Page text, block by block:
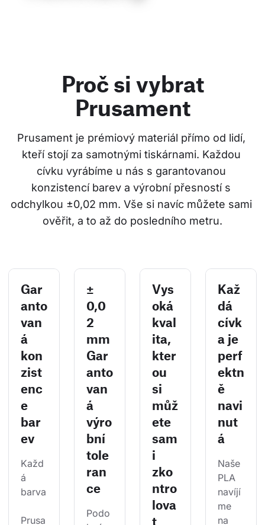
Proč si vybrat
Prusament
Prusament je prémiový materiál přímo od lidí,
kteří stojí za samotnými tiskárnami. Každou
cívku vyrábíme u nás s garantovanou
konzistencí barev a výrobní přesností s
odchylkou ±0,02 mm. Vše si navíc můžete sami
ověřit, a to až do posledního metru.
Gar
anto
van
á
kon
zist
enc
e
bar
ev
Každ
á
barva
Prusa
±
0,0
2
mm
Gar
anto
van
á
výro
bní
tole
ran
ce
Podo
Vys
oká
kval
ita,
kter
ou
si
můž
ete
sam
i
zko
ntro
lova
t
Kaž
dá
cívk
a je
perf
ektn
ě
navi
nut
á
Naše
PLA
navíjí
me
na